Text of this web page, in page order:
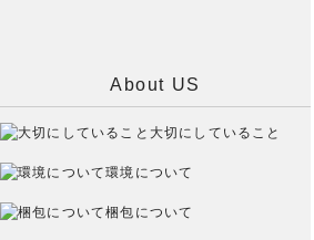
About US
大切にしていること
環境について
梱包について